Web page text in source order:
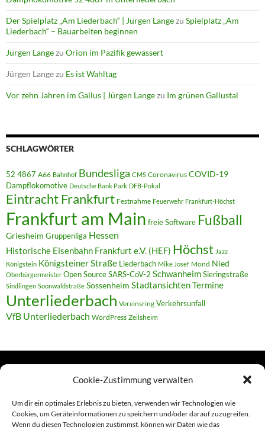
Cookie-Zustimmung verwalten
Um dir ein optimales Erlebnis zu bieten, verwenden wir Technologien wie
Cookies, um Geräteinformationen zu speichern und/oder darauf zuzugreifen.
Wenn du diesen Technologien zustimmst, können wir Daten wie das
Der Spielplatz „Am Liederbach“ | Jürgen Langezu Spielplatz „Am
Liederbach“ – Bauarbeiten beginnen
Jürgen Langezu Orion im Pazifik gewassert
Jürgen Langezu Es ist Wahltag
Vor zehn Jahren im Gallus | Jürgen Langezu Im grünen Gallustal
SCHLAGWÖRTER
52 4867 A66 Bahnhof Bundesliga CMS Coronavirus COVID-19
Dampflokomotive Deutsche Bank Park DFB-Pokal
Eintracht Frankfurt Festnahme Feuerwehr Frankfurt-Höchst
Frankfurt am Main freie Software Fußball
Griesheim Gruppenliga Hessen
Historische Eisenbahn Frankfurt e.V. (HEF) Höchst Jazz
Königstein Königsteiner Straße Liederbach Mike Josef Mond Nied
Oberbürgermeister Open SourceSARS-CoV-2 SchwanheimSieringstraße
Sindlingen Soonwaldstraße Sossenheim StadtansichtenTermine
Unterliederbach Vereinsring Verkehrsunfall
VfB Unterliederbach WordPress Zeilsheim